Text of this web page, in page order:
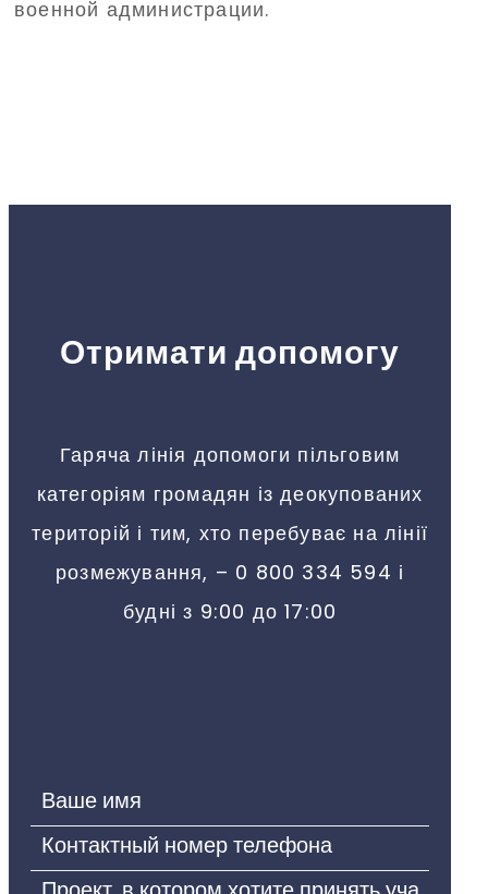
военной администрации.
Отримати допомогу
Гаряча лінія допомоги пільговим
категоріям громадян із деокупованих
територій і тим, хто перебуває на лінії
розмежування, – 0 800 334 594 і
будні з 9:00 до 17:00